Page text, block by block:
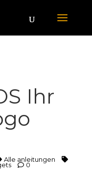
Ihr
Alle anleitungen
0